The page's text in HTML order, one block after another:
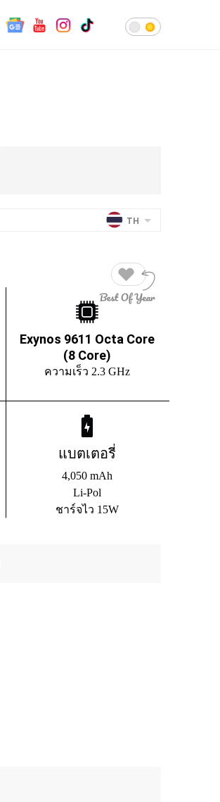
TH
Exynos 9611 Octa Core
(8 Core)
ความเร็ว 2.3 GHz
แบตเตอรี่
4,050 mAh
Li-Pol
ชาร์จไว 15W